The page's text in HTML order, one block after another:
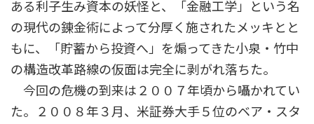
ある利子生み資本の妖怪と、「金融工学」という名
の現代の錬金術によって分厚く施されたメッキとと
もに、「貯蓄から投資へ」を煽ってきた小泉・竹中
の構造改革路線の仮面は完全に剥がれ落ちた。
今回の危機の到来は２００７年頃から囁かれてい
た。２００８年３月、米証券大手５位のベア・スタ